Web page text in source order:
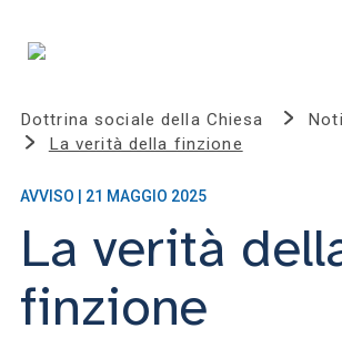
Dottrina sociale della Chiesa
La verità della finzione
AVVISO | 21 MAGGIO 2025
La verità
finzione